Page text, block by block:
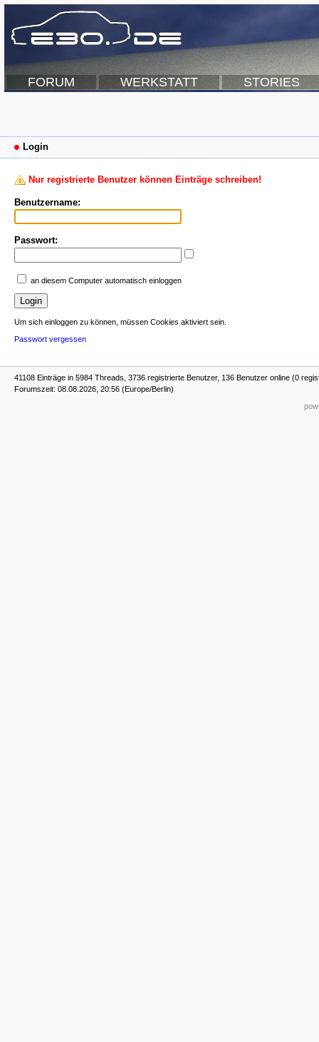
FORUM WERKSTATT STORIES
Login
Nur registrierte Benutzer können Einträge schreiben!
Benutzername:
Passwort:
an diesem Computer automatisch einloggen
Um sich einloggen zu können, müssen Cookies aktiviert sein.
Passwort vergessen
41108 Einträge in 5984 Threads, 3736 registrierte Benutzer, 136 Benutzer online (0
Forumszeit: 08.08.2026, 20:56 (Europe/Berlin)